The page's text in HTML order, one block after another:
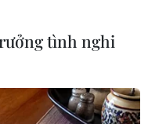
tình nghi